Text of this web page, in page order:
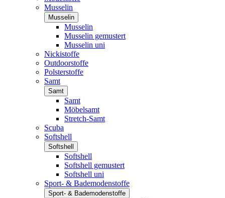
Musselin
Musselin
Musselin
Musselin gemustert
Musselin uni
Nickistoffe
Outdoorstoffe
Polsterstoffe
Samt
Samt
Samt
Möbelsamt
Stretch-Samt
Scuba
Softshell
Softshell
Softshell
Softshell gemustert
Softshell uni
Sport- & Bademodenstoffe
Sport- & Bademodenstoffe